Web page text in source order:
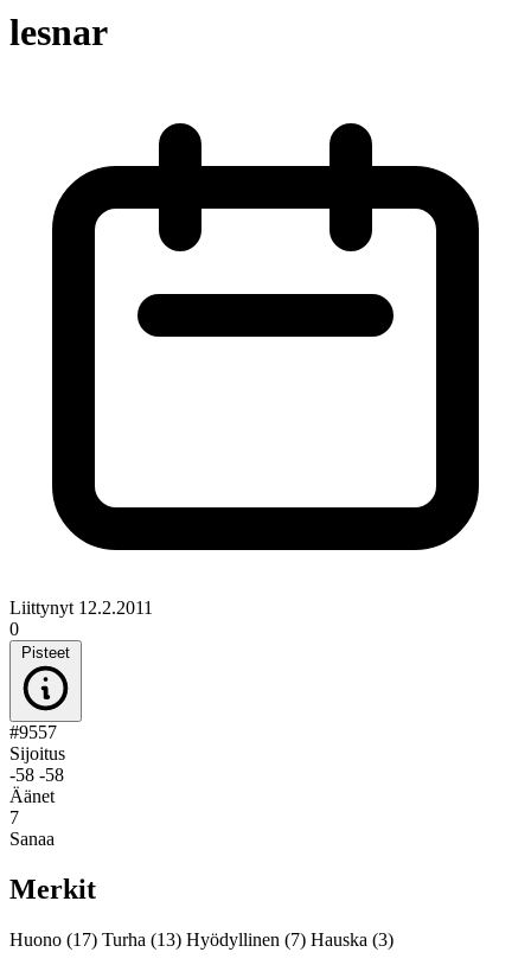
lesnar
Liittynyt 12.2.2011
0
Pisteet
#9557
Sijoitus
-58 -58
Äänet
7
Sanaa
Merkit
Huono (17) Turha (13) Hyödyllinen (7) Hauska (3)